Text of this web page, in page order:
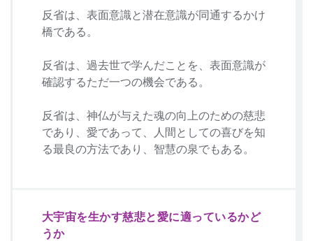
反省は、表面意識と潜在意識が同通するかけ
橋である。
反省は、過去世で学んだことを、表面意識が
確認するただ一つの機会である。
反省は、神仏が与えた魂の向上のための慈悲
であり、愛であって、人間としての喜びを知
る最良の方法であり、智慧の泉でもある。
大宇宙を生かす慈悲と愛に適っているかど
うか